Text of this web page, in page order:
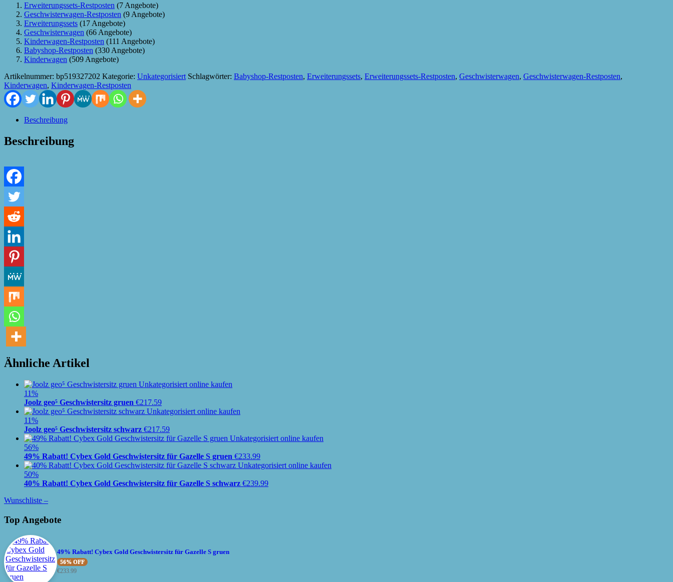
Erweiterungssets-Restposten (7 Angebote)
Geschwisterwagen-Restposten (9 Angebote)
Erweiterungssets (17 Angebote)
Geschwisterwagen (66 Angebote)
Kinderwagen-Restposten (111 Angebote)
Babyshop-Restposten (330 Angebote)
Kinderwagen (509 Angebote)
Artikelnummer: bp519327202 Kategorie: Unkategorisiert Schlagwörter: Babyshop-Restposten, Erweiterungssets, Erweiterungssets-Restposten, Geschwisterwagen, Geschwisterwagen-Restposten,
Kinderwagen, Kinderwagen-Restposten
Beschreibung
Beschreibung
Ähnliche Artikel
11%
Joolz geo⁵ Geschwistersitz gruen €217.59
11%
Joolz geo⁵ Geschwistersitz schwarz €217.59
56%
49% Rabatt! Cybex Gold Geschwistersitz für Gazelle S gruen €233.99
50%
40% Rabatt! Cybex Gold Geschwistersitz für Gazelle S schwarz €239.99
Wunschliste –
Top Angebote
49% Rabatt! Cybex Gold Geschwistersitz für Gazelle S gruen
56% OFF
€233.99